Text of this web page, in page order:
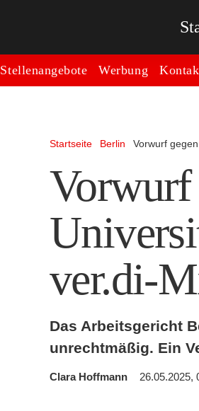
Stellenangebote Werbung
Startseite Berlin Vorwurf
Vorwurf
ver.di-
Das Arbeitsgericht
unrechtmäßig. Ein
Clara Hoffmann 26.05.2025,